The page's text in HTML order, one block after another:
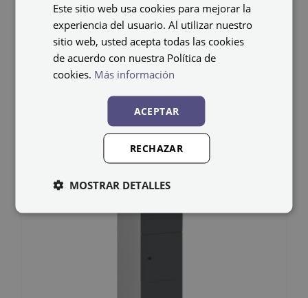
Taquilla melamina
MHT-40/1
192,37€ IVA no incluido
Este sitio web usa cookies para mejorar la
experiencia del usuario. Al utilizar nuestro
sitio web, usted acepta todas las cookies
de acuerdo con nuestra Política de
cookies. Más información
ACEPTAR
RECHAZAR
MOSTRAR DETALLES